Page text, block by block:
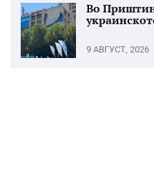
Во
9 АВГУСТ, 2026